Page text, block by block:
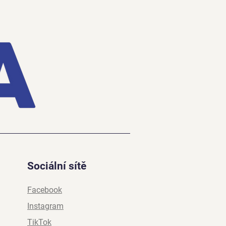
Sociální sítě
Facebook
Instagram
TikTok